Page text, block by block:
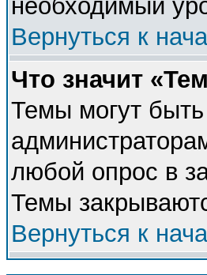
необходимый
Вернуться к
Что значит
Темы могут
любой опрос в
Темы
Вернуться к